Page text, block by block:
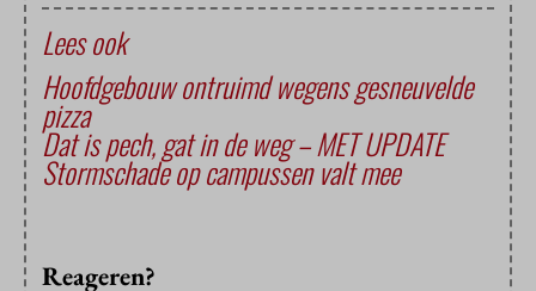
Lees ook
Hoofdgebouw ontruimd wegens gesneuvelde
pizza
Dat is pech, gat in de weg – MET UPDATE
Stormschade op campussen valt mee
Reageren?